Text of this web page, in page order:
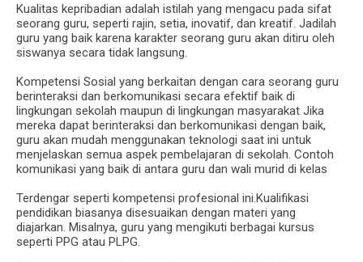
Kualitas kepribadian adalah istilah yang mengacu pada sifat
seorang guru, seperti rajin, setia, inovatif, dan kreatif. Jadilah
guru yang baik karena karakter seorang guru akan ditiru oleh
siswanya secara tidak langsung.
Kompetensi Sosial yang berkaitan dengan cara seorang guru
berinteraksi dan berkomunikasi secara efektif baik di
lingkungan sekolah maupun di lingkungan masyarakat Jika
mereka dapat berinteraksi dan berkomunikasi dengan baik,
guru akan mudah menggunakan teknologi saat ini untuk
menjelaskan semua aspek pembelajaran di sekolah. Contoh
komunikasi yang baik di antara guru dan wali murid di kelas
Terdengar seperti kompetensi profesional ini.Kualifikasi
pendidikan biasanya disesuaikan dengan materi yang
diajarkan. Misalnya, guru yang mengikuti berbagai kursus
seperti PPG atau PLPG.